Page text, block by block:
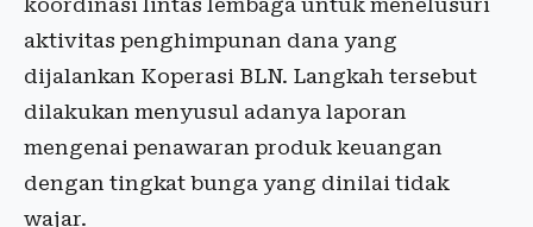
koordinasi lintas lembaga untuk menelusuri
aktivitas penghimpunan dana yang
dijalankan Koperasi BLN. Langkah tersebut
dilakukan menyusul adanya laporan
mengenai penawaran produk keuangan
dengan tingkat bunga yang dinilai tidak
wajar.